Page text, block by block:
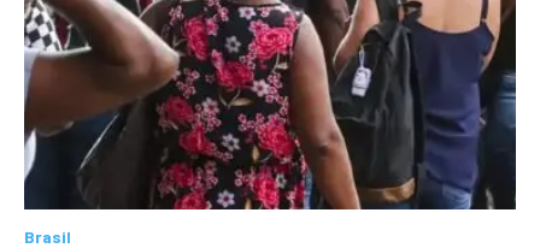
Brasil